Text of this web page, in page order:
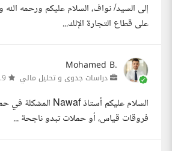
إلى السيد/ نواف، السلام عليكم ورحمه
على قطاع التجارة الإلك...
Mohamed B.
دراسات جدوى و تحليل مالي
فروقات قياس، أو حملات تبدو ناجحة ...